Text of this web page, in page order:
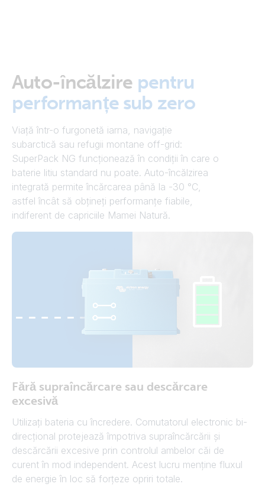
Auto-încălzire pentru
performanțe sub zero
Viață într-o furgonetă iarna, navigație
subarctică sau refugii montane off-grid:
SuperPack NG funcționează în condiții în care o
baterie litiu standard nu poate. Auto-încălzirea
integrată permite încărcarea până la -30 °C,
astfel încât să obțineți performanțe fiabile,
indiferent de capriciile Mamei Natură.
Fără supraîncărcare sau descărcare
excesivă
Utilizați bateria cu încredere. Comutatorul electronic bi-
direcțional protejează împotriva supraîncărcării și
descărcării excesive prin controlul ambelor căi de
curent în mod independent. Acest lucru menține fluxul
de energie în loc să forțeze opriri totale.